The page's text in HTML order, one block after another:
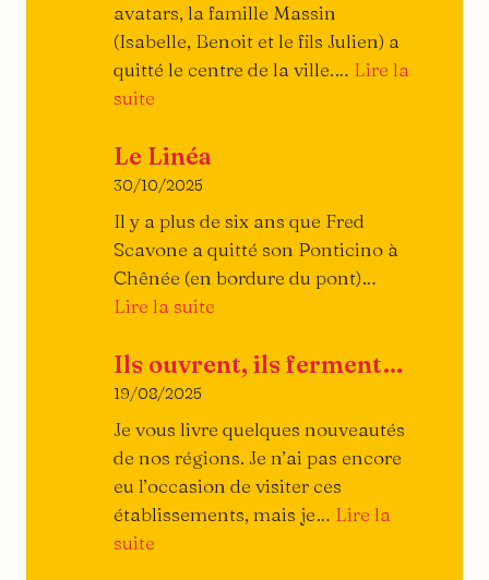
avatars, la famille Massin
(Isabelle, Benoit et le fils Julien) a
quitté le centre de la ville.… Lire la
suite
Ristorante
Le Linéa
30/10/2025
Il y a plus de six ans que Fred
Scavone a quitté son Ponticino à
Chênée (en bordure du pont)…
Lire la suite
Linéa
Ils ouvrent, ils ferment…
19/08/2025
Je vous livre quelques nouveautés
de nos régions. Je n’ai pas encore
eu l’occasion de visiter ces
établissements, mais je… Lire la
suite